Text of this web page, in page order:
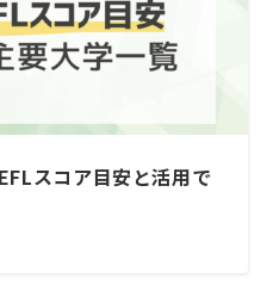
スコア目安と活用で